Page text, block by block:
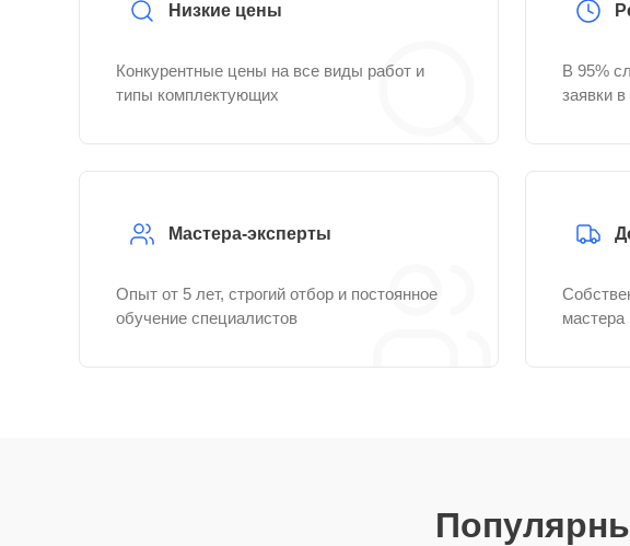
Низкие цены
Конкурентные цены на все виды работ и
типы комплектующих
В 95%
заявки
Мастера-эксперты
Опыт от 5 лет, строгий отбор и постоянное
обучение специалистов